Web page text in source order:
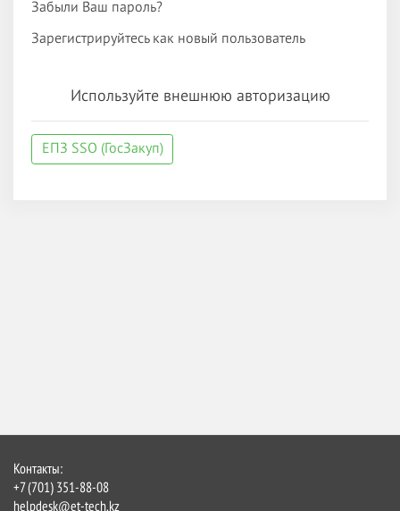
Забыли Ваш пароль?
Зарегистрируйтесь как новый пользователь
Используйте внешнюю авторизацию
ЕПЗ SSO (ГосЗакуп)
Контакты:
+7 (701) 351-88-08
helpdesk@et-tech.kz